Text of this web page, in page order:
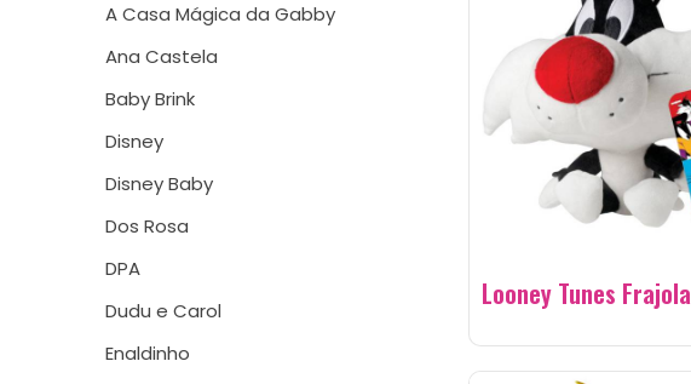
A Casa Mágica da Gabby
Ana Castela
Baby Brink
Disney
Disney Baby
Dos Rosa
DPA
Dudu e Carol
Enaldinho
Looney Tunes Frajola